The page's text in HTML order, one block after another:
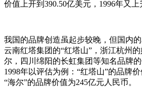
价值上开到390.50亿美元，1996年又上
我国的品牌创造虽起步较晚，但国内
云南红塔集团的“红塔山”，浙江杭州
尔，四川绵阳的长虹集团等知名品牌
1998年以评估为例：“红塔山”的品牌价
“海尔”的品牌价值为245亿元人民币。